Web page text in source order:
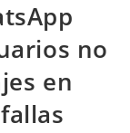
no
en